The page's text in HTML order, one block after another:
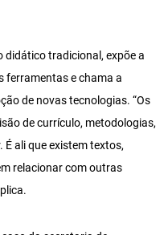
didático tradicional, expõe a
ferramentas e chama a
de novas tecnologias. “Os
de currículo, metodologias,
É ali que existem textos,
relacionar com outras